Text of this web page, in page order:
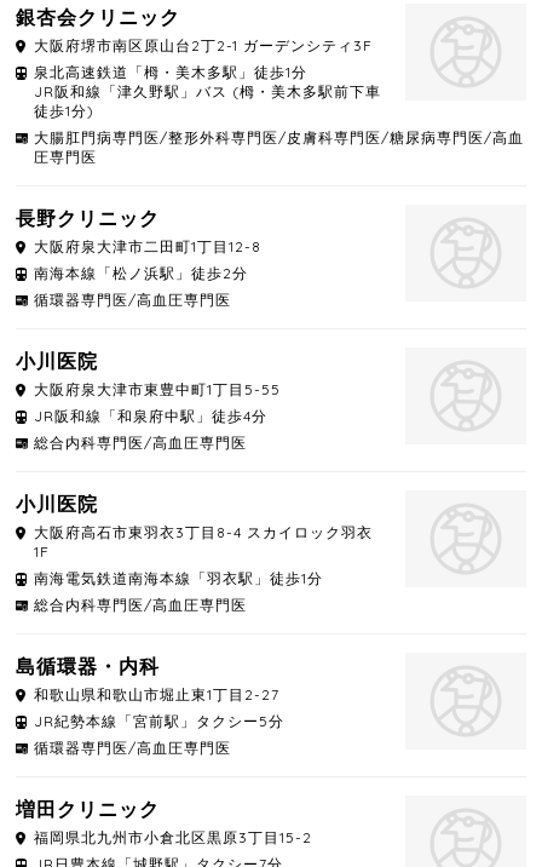
銀杏会クリニック
大阪府堺市南区原山台2丁2-1 ガーデンシティ3F
泉北高速鉄道「栂・美木多駅」徒歩1分
JR阪和線「津久野駅」バス (栂・美木多駅前下車
徒歩1分)
大腸肛門病専門医/整形外科専門医/皮膚科専門医/糖尿病専門医/高血
圧専門医
長野クリニック
大阪府泉大津市二田町1丁目12-8
南海本線「松ノ浜駅」徒歩2分
循環器専門医/高血圧専門医
小川医院
大阪府泉大津市東豊中町1丁目5-55
JR阪和線「和泉府中駅」徒歩4分
総合内科専門医/高血圧専門医
小川医院
大阪府高石市東羽衣3丁目8-4 スカイロック羽衣
1F
南海電気鉄道南海本線「羽衣駅」徒歩1分
総合内科専門医/高血圧専門医
島循環器・内科
和歌山県和歌山市堀止東1丁目2-27
JR紀勢本線「宮前駅」タクシー5分
循環器専門医/高血圧専門医
増田クリニック
福岡県北九州市小倉北区黒原3丁目15-2